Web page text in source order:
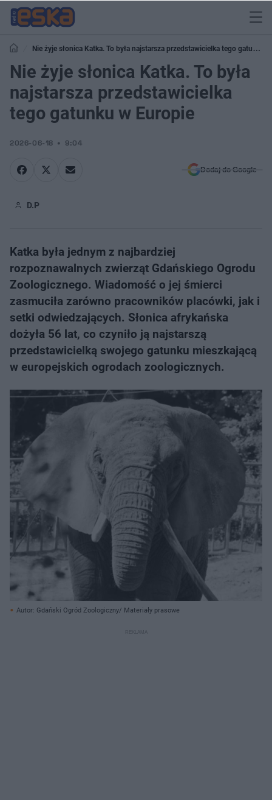
Nie żyje słonica Katka. To była najstarsza przedstawicielka tego gatunku
w Europie
Nie żyje słonica Katka. To była
najstarsza przedstawicielka
tego gatunku w Europie
2026-06-18 9:04
Dodaj do Google
D.P
Katka była jednym z najbardziej
rozpoznawalnych zwierząt Gdańskiego Ogrodu
Zoologicznego. Wiadomość o jej śmierci
zasmuciła zarówno pracowników placówki, jak i
setki odwiedzających. Słonica afrykańska
dożyła 56 lat, co czyniło ją najstarszą
przedstawicielką swojego gatunku mieszkającą
w europejskich ogrodach zoologicznych.
Autor: Gdański Ogród Zoologiczny/ Materiały prasowe